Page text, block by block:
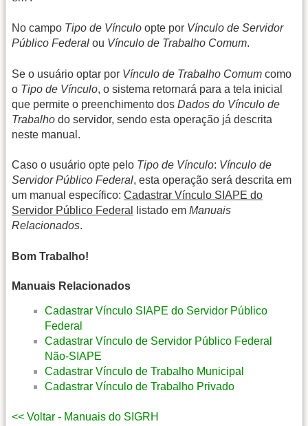
No campo Tipo de Vínculo opte por Vínculo de Servidor
Público Federal ou Vínculo de Trabalho Comum.
Se o usuário optar por Vínculo de Trabalho Comum como
o Tipo de Vínculo, o sistema retornará para a tela inicial
que permite o preenchimento dos Dados do Vínculo de
Trabalho do servidor, sendo esta operação já descrita
neste manual.
Caso o usuário opte pelo Tipo de Vínculo: Vínculo de
Servidor Público Federal, esta operação será descrita em
um manual específico: Cadastrar Vínculo SIAPE do
Servidor Público Federal
listado em Manuais
Relacionados.
Bom Trabalho!
Manuais Relacionados
Cadastrar Vínculo SIAPE do Servidor Público
Federal
Cadastrar Vínculo de Servidor Público Federal
Não-SIAPE
Cadastrar Vínculo de Trabalho Municipal
Cadastrar Vínculo de Trabalho Privado
<< Voltar - Manuais do SIGRH